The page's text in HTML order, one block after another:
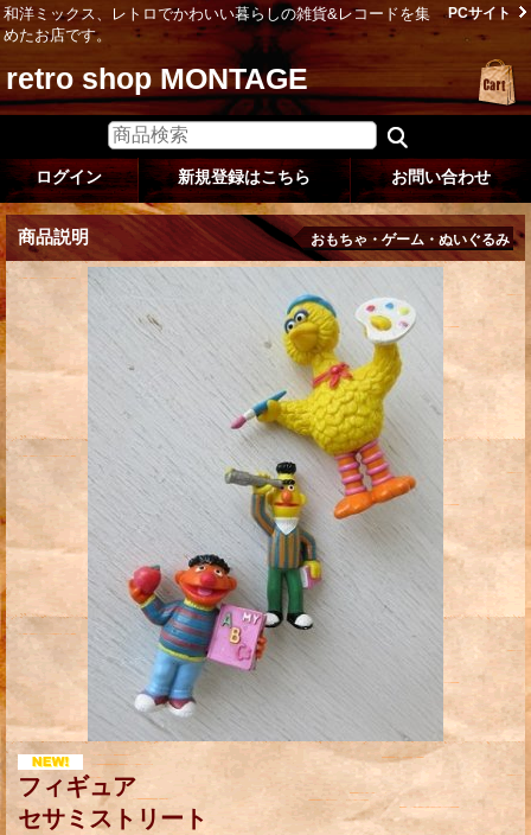
和洋ミックス、レトロでかわいい暮らしの雑貨&レコードを集
めたお店です。
PCサイト
retro shop MONTAGE
ログイン 新規登録はこちら お問い合わせ
商品説明 おもちゃ・ゲーム・ぬいぐるみ
フィギュア
セサミストリート